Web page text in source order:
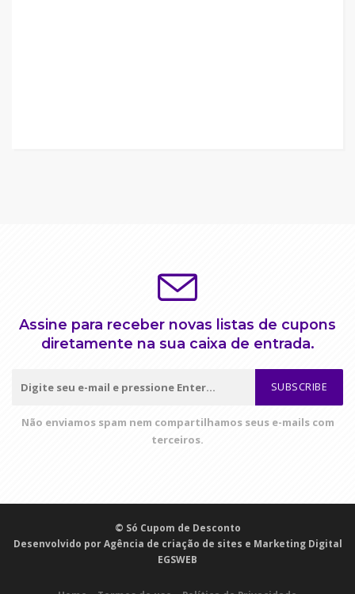
Assine para receber novas listas de cupons
diretamente na sua caixa de entrada.
SUBSCRIBE
Não enviamos spam nem compartilhamos seus e-mails com
terceiros.
© Só Cupom de Desconto
Desenvolvido porAgência de criação de sites e Marketing Digital
EGSWEB